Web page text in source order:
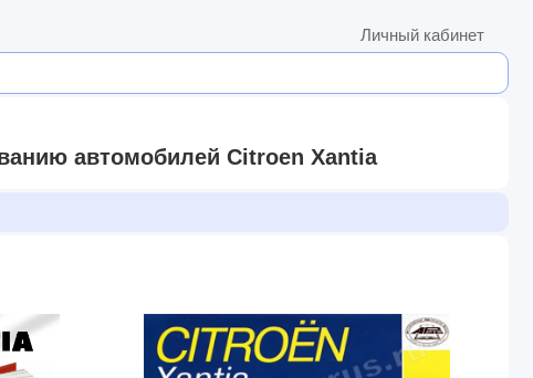
Личный кабинет
автомобилей Citroen Xantia